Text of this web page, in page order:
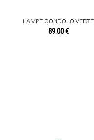
LAMPE GONDOLO VERTE
89.00 €